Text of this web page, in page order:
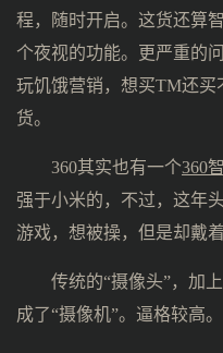
程，随时开启。这货还算
个夜视的功能。更严重的
玩饥饿营销，想买TM还
货。
360其实也有一个360
强于小米的，不过，这年
游戏，想被操，但是却戴着
传统的“摄像头”，加
成了“摄像机”。逼格较高。